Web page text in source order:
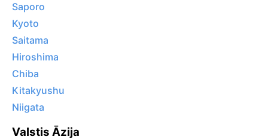
Saporo
Kyoto
Saitama
Hiroshima
Chiba
Kitakyushu
Niigata
Valstis Āzija